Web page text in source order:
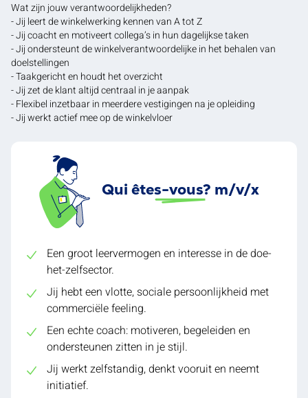
Wat zijn jouw verantwoordelijkheden?
- Jij leert de winkelwerking kennen van A tot Z
- Jij coacht en motiveert collega’s in hun dagelijkse taken
- Jij ondersteunt de winkelverantwoordelijke in het behalen van
doelstellingen
- Taakgericht en houdt het overzicht
- Jij zet de klant altijd centraal in je aanpak
- Flexibel inzetbaar in meerdere vestigingen na je opleiding
- Jij werkt actief mee op de winkelvloer
Qui êtes-vous? m/v/x
Een groot leervermogen en interesse in de doe-
het-zelfsector.
Jij hebt een vlotte, sociale persoonlijkheid met
commerciële feeling.
Een echte coach: motiveren, begeleiden en
ondersteunen zitten in je stijl.
Jij werkt zelfstandig, denkt vooruit en neemt
initiatief.